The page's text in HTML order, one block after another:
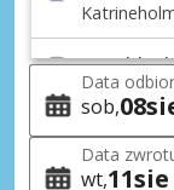
Sztokholm,
Sztokholm,
Data
sob 08
Data
wt 11sie